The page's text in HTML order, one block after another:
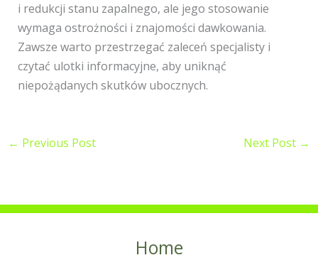
i redukcji stanu zapalnego, ale jego stosowanie
wymaga ostrożności i znajomości dawkowania.
Zawsze warto przestrzegać zaleceń specjalisty i
czytać ulotki informacyjne, aby uniknąć
niepożądanych skutków ubocznych.
← Previous Post Next Post →
Home